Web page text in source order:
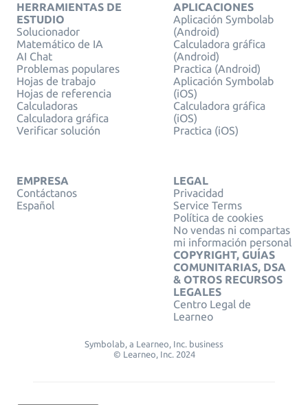
HERRAMIENTAS DE
ESTUDIO
Solucionador
Matemático de IA
AI Chat
Problemas populares
Hojas de trabajo
Hojas de referencia
Calculadoras
Calculadora gráfica
Verificar solución
APLICACIONES
Aplicación Symbolab
(Android)
Calculadora gráfica
(Android)
Practica (Android)
Aplicación Symbolab
(iOS)
Calculadora gráfica
(iOS)
Practica (iOS)
EMPRESA
Contáctanos
Español
LEGAL
Privacidad
Service Terms
Política de cookies
No vendas ni compartas
mi información personal
COPYRIGHT, GUÍAS
COMUNITARIAS, DSA
& OTROS RECURSOS
LEGALES
Centro Legal de
Learneo
Symbolab, a Learneo, Inc. business
© Learneo, Inc. 2024